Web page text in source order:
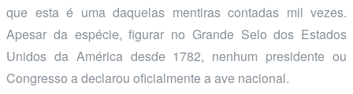
que esta é uma daquelas mentiras contadas mil vezes.
Apesar da espécie, figurar no Grande Selo dos Estados
Unidos da América desde 1782, nenhum presidente ou
Congresso a declarou oficialmente a ave nacional.